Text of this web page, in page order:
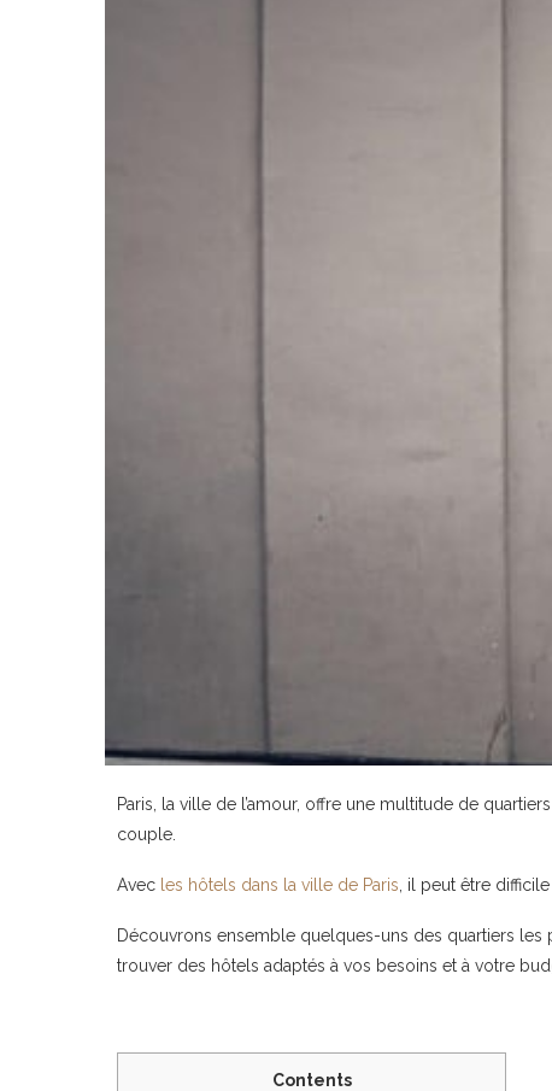
Paris, la ville de l’amour, offre une multitude de
couple.
Avec les hôtels dans la ville de Paris , il peut être
Découvrons ensemble quelques-uns des quartiers
trouver des hôtels adaptés à vos besoins et à votre
Contents